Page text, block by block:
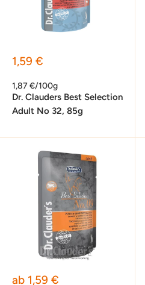
Sonderpreis
1,59 €
1,87 €/100g
Dr. Clauders Best Selection
Adult No 32, 85g
Sonderpreis
ab 1,59 €